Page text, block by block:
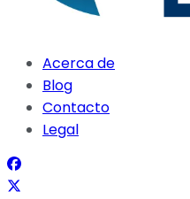
Acerca de
Blog
Contacto
Legal